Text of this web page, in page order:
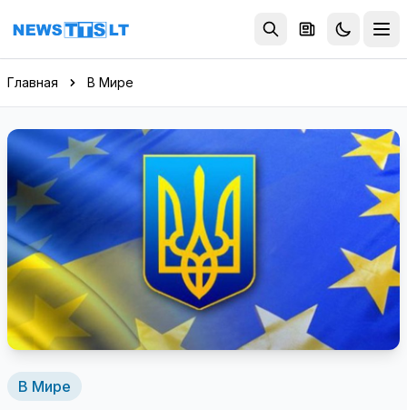
Перейти к содержимому
Главная В Мире
В Мире